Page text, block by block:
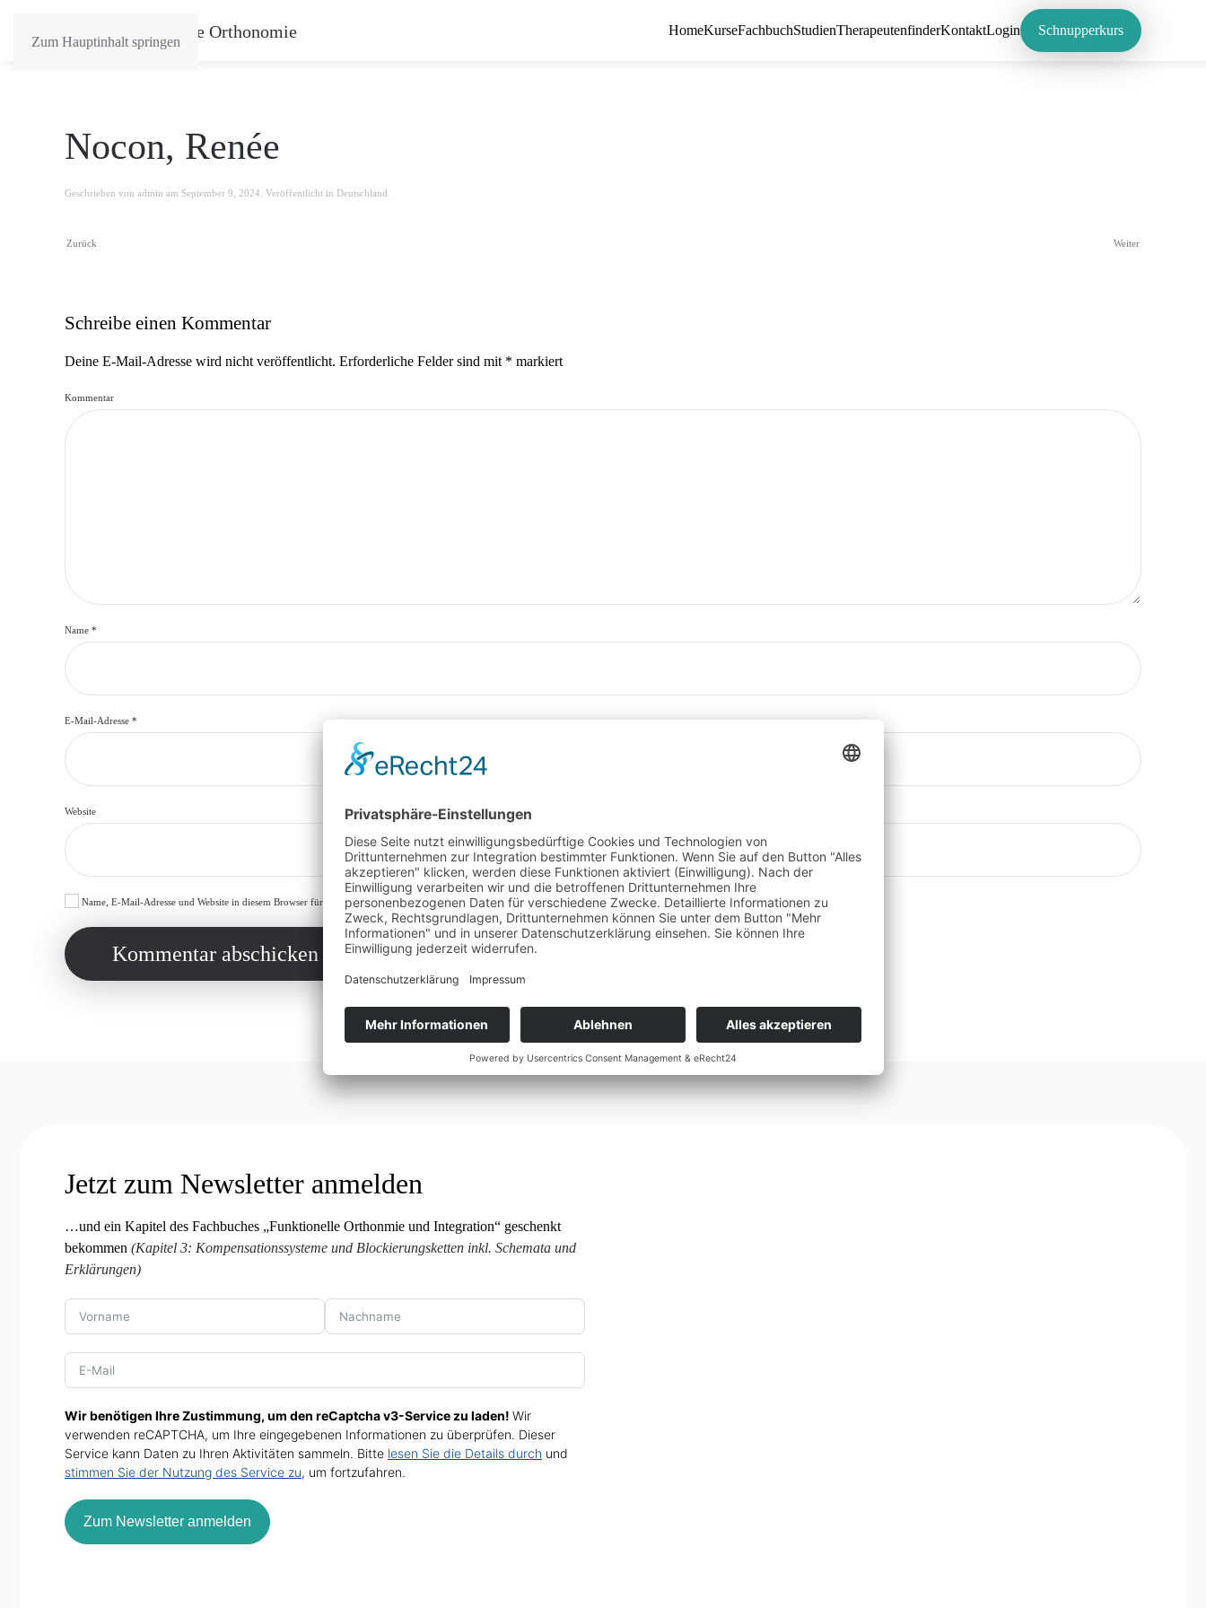
Zum Hauptinhalt springen
HomeKurseFachbuchStudienTherapeutenfinderKontaktLogin Schnupperkurs
Nocon, Renée
Geschrieben von admin am September 9, 2024 . Veröffentlicht in Deutschland
Zurück Weiter
Schreibe einen Kommentar
Deine E-Mail-Adresse wird nicht veröffentlicht. Erforderliche Felder sind mit * markiert
Kommentar
Name *
E-Mail-Adresse *
Website
Name, E-Mail-Adresse und Website in diesem Browser für meinen nächsten Kommentar speichern.
Kommentar abschicken
Jetzt zum Newsletter anmelden
…und ein Kapitel des Fachbuches „Funktionelle Orthonmie und Integration“ geschenkt
bekommen (Kapitel 3: Kompensationssysteme und Blockierungsketten inkl. Schemata und
Erklärungen)
Wir benötigen Ihre Zustimmung, um den reCaptcha v3-Service zu laden! Wir
verwenden reCAPTCHA, um Ihre eingegebenen Informationen zu überprüfen. Dieser
Service kann Daten zu Ihren Aktivitäten sammeln. Bitte lesen Sie die Details durch und
stimmen Sie der Nutzung des Service zu, um fortzufahren.
Zum Newsletter anmelden